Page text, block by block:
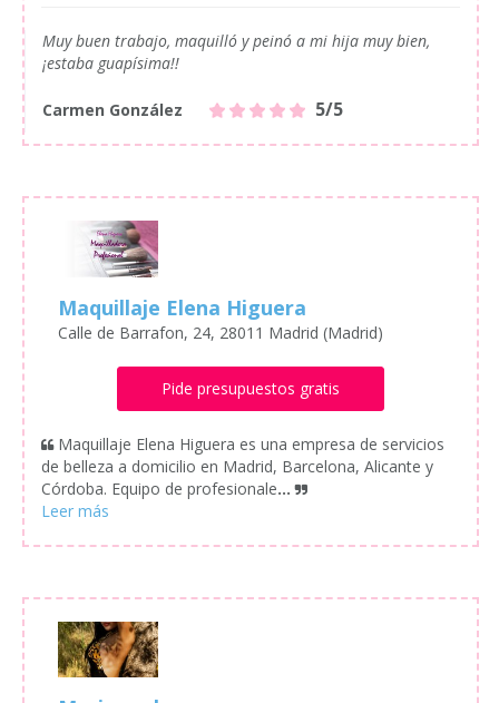
Muy buen trabajo, maquilló y peinó a mi hija muy bien,
¡estaba guapísima!!
Carmen González 5/5
Maquillaje Elena Higuera
Calle de Barrafon, 24, 28011 Madrid (Madrid)
Pide presupuestos gratis
Maquillaje Elena Higuera es una empresa de servicios
de belleza a domicilio en Madrid, Barcelona, Alicante y
Córdoba. Equipo de profesionale...